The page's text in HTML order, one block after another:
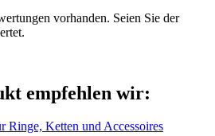
vorhanden. Seien Sie der
empfehlen wir: